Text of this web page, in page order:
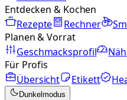
Entdecken & Kochen
Rezepte
Rechner
Planen & Vorrat
Geschmacksprofil
Für Profis
Übersicht
Etikett
Dunkelmodus